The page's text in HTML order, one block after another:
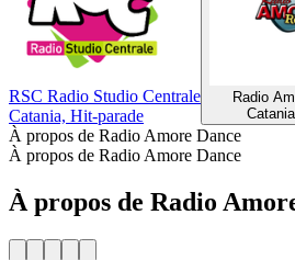
RSC Radio Studio Centrale
Catania, Hit-parade
Radio
À propos de Radio Amore Dance
À propos de Radio Amore Dance
À propos de Radio